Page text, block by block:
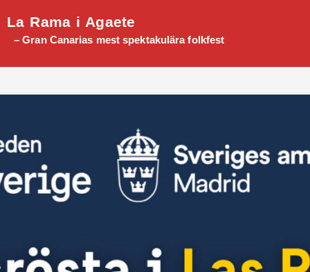
La Rama i Agaete
– Gran Canarias mest spektakulära folkfest